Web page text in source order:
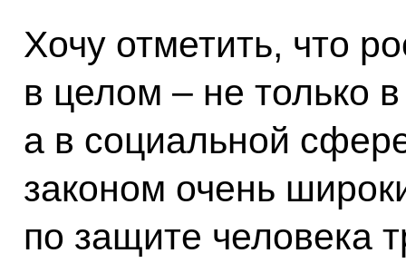
Хочу отметить, что
в целом – не только
а в социальной
законом очень
по защите человека